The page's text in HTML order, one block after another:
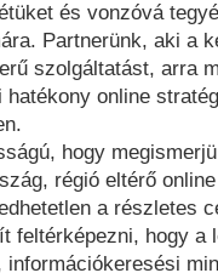
és vonzóvá
Partnerünk, aki a
szolgáltatást, arra
hatékony online
hogy
régió eltérő
a részletes
feltérképezni, hogy a